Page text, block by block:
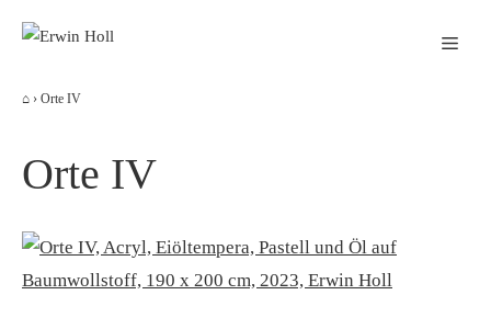
Inhalt
⌂ › Orte IV
Orte IV